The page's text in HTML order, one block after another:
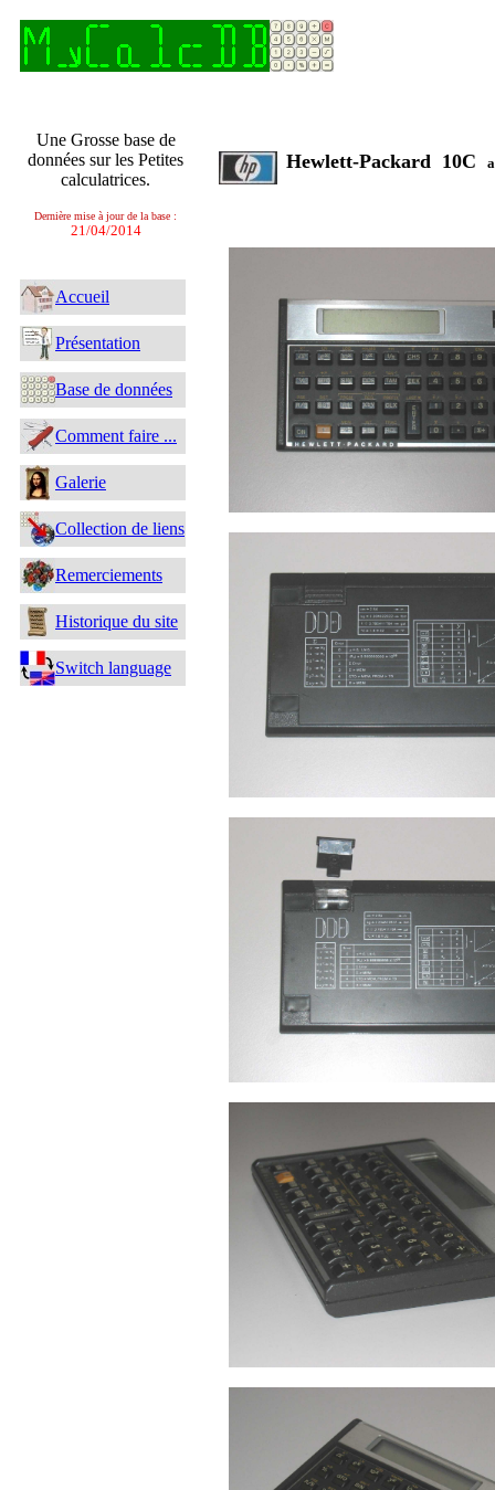
Une Grosse base de
données sur les Petites
calculatrices.
Dernière mise à jour de la base :
21/04/2014
Accueil
Présentation
Base de données
Comment faire ...
Galerie
Collection de liens
Remerciements
Historique du site
Switch language
Hewlett-Packard 10C